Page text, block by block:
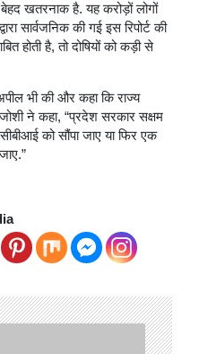
खतरनाक है. यह करोड़ों लोगों
सार्वजनिक की गई इस रिपोर्ट की
होती है, तो दोषियों को कड़ी से
भी की और कहा कि राज्य
ने कहा, “प्रदेश सरकार सक्षम
को सौंपा जाए या फिर एक